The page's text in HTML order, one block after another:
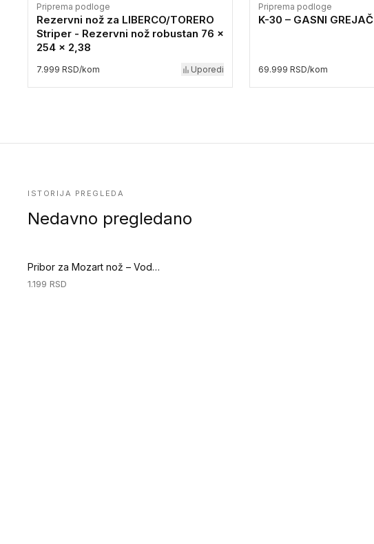
Priprema podloge
Rezervni nož za LIBERCO/TORERO
Striper - Rezervni nož robustan 76 x
254 x 2,38
7.999 RSD/kom Uporedi
Priprema podloge
K-30 – GASNI GREJAČ
69.999 RSD/kom
ISTORIJA PREGLEDA
Nedavno pregledano
Pribor za Mozart nož – Vodič za obrezivanje - Vodič za obrezivanje 0,7 mm (Specijalni alati za podove)
1.199 RSD